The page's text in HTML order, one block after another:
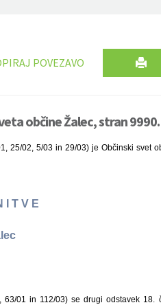
POVEZAVO
občine Žalec, stran 9990.
25/02, 5/03 in 29/03) je Občinski svet
I T V E
01 in 112/03) se drugi odstavek 18.